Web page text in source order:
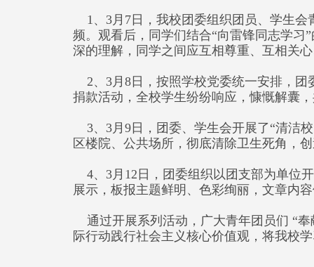
1、3月7日，我校团委组织团员、学生会
频。观看后，同学们结合“向雷锋同志学习
深的理解，同学之间应互相尊重、互相关
2、3月8日，按照学校党委统一安排，团
捐款活动，全校学生纷纷响应，慷慨解囊
3、3月9日，团委、学生会开展了“清洁
区楼院、公共场所，彻底清除卫生死角，
4、3月12日，团委组织以团支部为单位
展示，板报主题鲜明、色彩绚丽，文章内
通过开展系列活动，广大青年团员们 “
际行动践行社会主义核心价值观，将我校